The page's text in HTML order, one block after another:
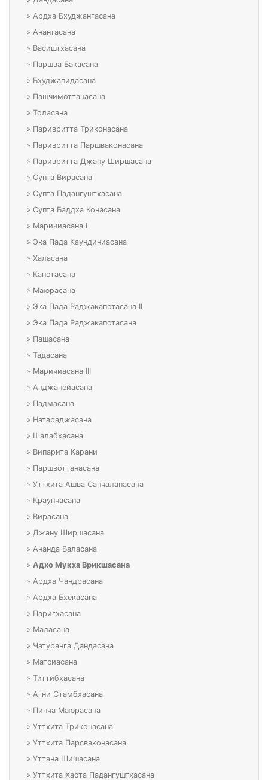
» Ардха Бхуджангасана
» Анантасана
» Васиштхасана
» Паршва Бакасана
» Бхуджапидасана
» Пашчимоттанасана
» Толасана
» Паривритта Триконасана
» Паривритта Паршваконасана
» Паривритта Джану Ширшасана
» Супта Вирасана
» Супта Падангуштхасана
» Супта Баддха Конасана
» Маричиасана I
» Эка Пада Каундиниасана
» Халасана
» Капотасана
» Маюрасана
» Эка Пада Раджакапотасана II
» Эка Пада Раджакапотасана
» Пашасана
» Тадасана
» Маричиасана III
» Анджанейасана
» Падмасана
» Натараджасана
» Шалабхасана
» Випарита Карани
» Паршвоттанасана
» Уттхита Ашва Санчаланасана
» Краунчасана
» Вирасана
» Джану Ширшасана
» Ананда Баласана
» Адхо Мукха Врикшасана
» Ардха Чандрасана
» Ардха Бхекасана
» Паригхасана
» Маласана
» Чатуранга Дандасана
» Матсиасана
» Титтибхасана
» Агни Стамбхасана
» Пинча Маюрасана
» Уттхита Триконасана
» Уттхита Парсваконасана
» Уттана Шишасана
» Уттхита Хаста Падангуштхасана